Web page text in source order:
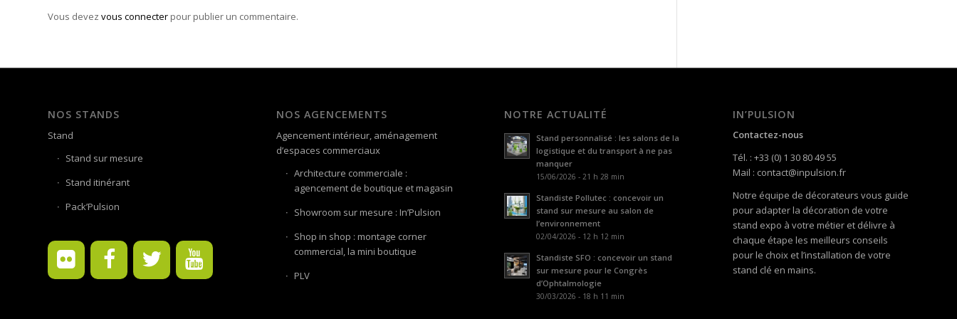
Vous devez vous connecter pour publier un commentaire.
NOS STANDS
Stand
Stand sur mesure
Stand itinérant
Pack’Pulsion
NOS AGENCEMENTS
Agencement intérieur, aménagement
d’espaces commerciaux
Architecture commerciale :
agencement de boutique et magasin
Showroom sur mesure : In’Pulsion
Shop in shop : montage corner
commercial, la mini boutique
PLV
NOTRE ACTUALITÉ
Stand personnalisé : les salons de la
logistique et du transport à ne pas
manquer
15/06/2026 - 21 h 28 min
Standiste Pollutec : concevoir un
stand sur mesure au salon de
l’environnement
02/04/2026 - 12 h 12 min
Standiste SFO : concevoir un stand
sur mesure pour le Congrès
d’Ophtalmologie
30/03/2026 - 18 h 11 min
IN’PULSION
Contactez-nous
Tél. : +33 (0) 1 30 80 49 55
Mail : contact@inpulsion.fr
Notre équipe de décorateurs vous guide
pour adapter la décoration de votre
stand expo à votre métier et délivre à
chaque étape les meilleurs conseils
pour le choix et l’installation de votre
stand clé en mains.